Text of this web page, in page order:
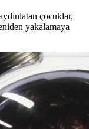
çocuklar,
yakalamaya